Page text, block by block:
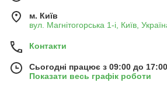
м. Київ
вул. Магнітогорська 1-і, Київ,
Контакти
Сьогодні працює з 09:00 до 17:00
Показати весь графік роботи